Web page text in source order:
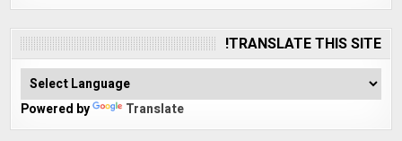
TRANSLATE THIS SITE!
Powered by Translate